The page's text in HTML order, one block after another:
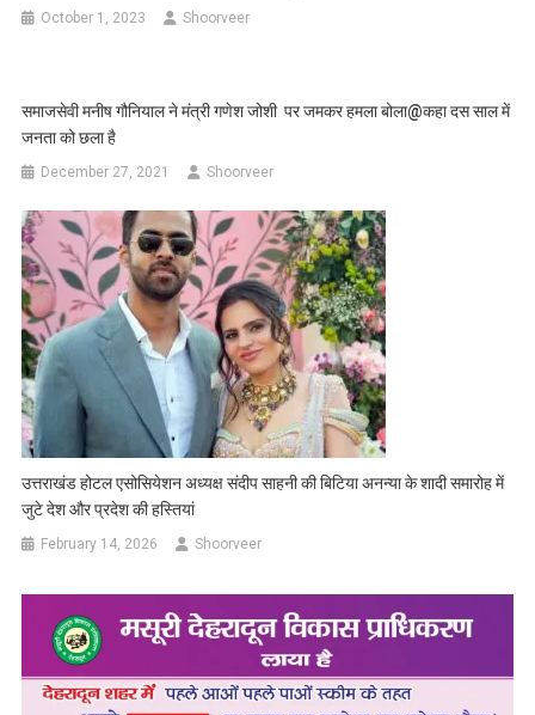
October 1, 2023 Shoorveer
समाजसेवी मनीष गौनियाल ने मंत्री गणेश जोशी पर जमकर हमला बोला@कहा दस साल में
जनता को छला है
December 27, 2021 Shoorveer
उत्तराखंड होटल एसोसियेशन अध्यक्ष संदीप साहनी की बिटिया अनन्या के शादी समारोह में
जुटे देश और प्रदेश की हस्तियां
February 14, 2026 Shoorveer